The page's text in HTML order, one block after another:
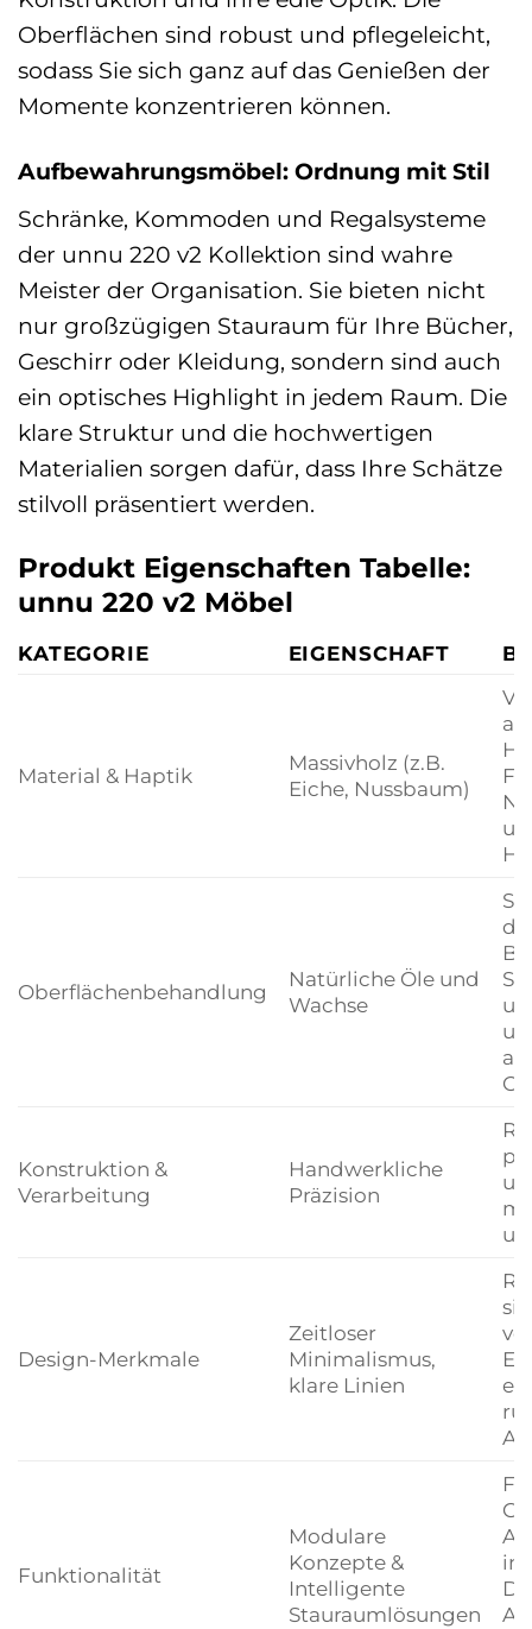
Oberflächen sind robust und pflegeleicht,
sodass Sie sich ganz auf das Genießen der
Momente konzentrieren können.
Aufbewahrungsmöbel: Ordnung mit Stil
Schränke, Kommoden und Regalsysteme
der unnu 220 v2 Kollektion sind wahre
Meister der Organisation. Sie bieten nicht
nur großzügigen Stauraum für Ihre Bücher,
Geschirr oder Kleidung, sondern sind auch
ein optisches Highlight in jedem Raum. Die
klare Struktur und die hochwertigen
Materialien sorgen dafür, dass Ihre Schätze
stilvoll präsentiert werden.
Produkt Eigenschaften Tabelle:
unnu 220 v2 Möbel
KATEGORIE EIGENSCHAFT
Material & Haptik
Massivholz (z.B.
Eiche, Nussbaum)
Oberflächenbehandlung
Natürliche Öle und
Wachse
Konstruktion &
Verarbeitung
Handwerkliche
Präzision
Design-Merkmale
Zeitloser
Minimalismus,
klare Linien
Funktionalität
Modulare
Konzepte &
Intelligente
Stauraumlösungen